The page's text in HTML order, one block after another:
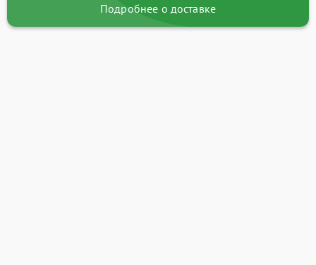
Подробнее о доставке